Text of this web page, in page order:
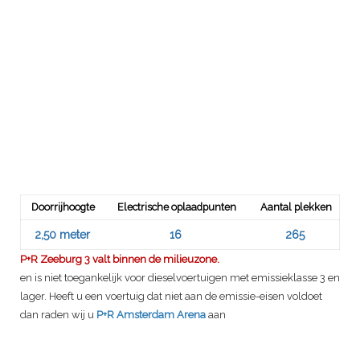
Doorrijhoogte Electrische oplaadpunten Aantal plekken
2,50 meter 16 265
P+R Zeeburg 3 valt binnen de milieuzone.
en is niet toegankelijk voor dieselvoertuigen met emissieklasse 3 en
lager. Heeft u een voertuig dat niet aan de emissie-eisen voldoet
dan raden wij u P+R Amsterdam Arena aan